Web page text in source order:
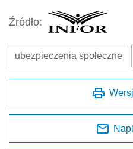
Źródło:
ubezpieczenia społeczne